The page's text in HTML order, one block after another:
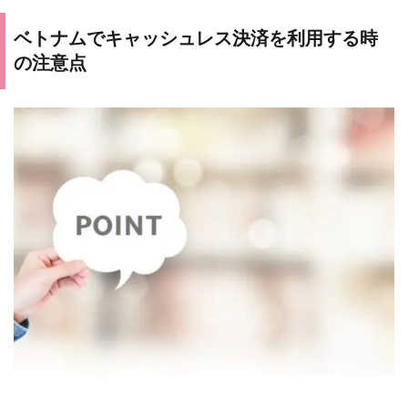
ベトナムでキャッシュレス決済を利用する時
の注意点